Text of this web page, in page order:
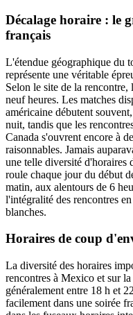
Décalage horaire : le
français
L'étendue géographique du
représente une véritable
Selon le site de la
neuf heures. Les matches
américaine débutent
nuit, tandis que les
Canada s'ouvrent encore à
raisonnables. Jamais
une telle diversité d'horaires
roule chaque jour du début
matin, aux alentours de 6
l'intégralité des rencontres
blanches.
Horaires de coup
La diversité des horaires
rencontres à Mexico et sur
généralement entre 18 h et
facilement dans une soirée